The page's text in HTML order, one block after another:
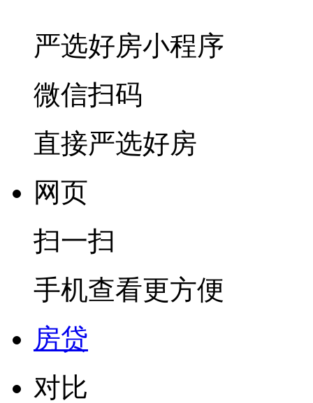
严选好房小程序
微信扫码
直接严选好房
网页
扫一扫
手机查看更方便
房贷
对比